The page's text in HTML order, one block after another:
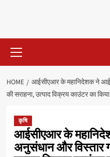
Menu
HOME
आईसीएआर के महानिदेशक ने
की सराहना, उत्पाद विक्रय काउंटर का
कृषि
आईसीएआर के
अनुसंधान और विस्तार